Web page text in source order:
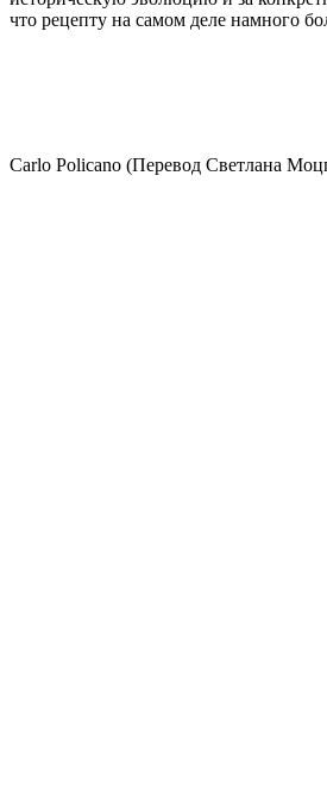
что рецепту на самом деле намного
Carlo Policano (Перевод Светлана